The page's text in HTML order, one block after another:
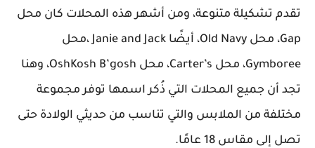
تقدم تشكيلة متنوعة، ومن أشهر هذه المحلات كان محل
Gap، محل Old Navy، أيضًا Janie and Jack ،محل
Gymboree، محل Carter’s، محل OshKosh B’gosh، وهنا
تجد أن جميع المحلات التي ذُكر اسمها توفر مجموعة
مختلفة من الملابس والتي تناسب من حديثي الولادة حتى
تصل إلى مقاس 18 عامًا.